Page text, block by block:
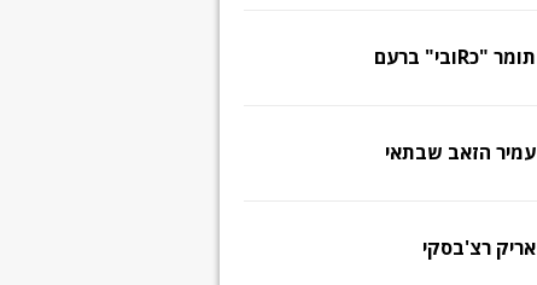
תומר "כRובי" ברעם
עמיר הזאב שבתאי
אריק רצ'בסקי